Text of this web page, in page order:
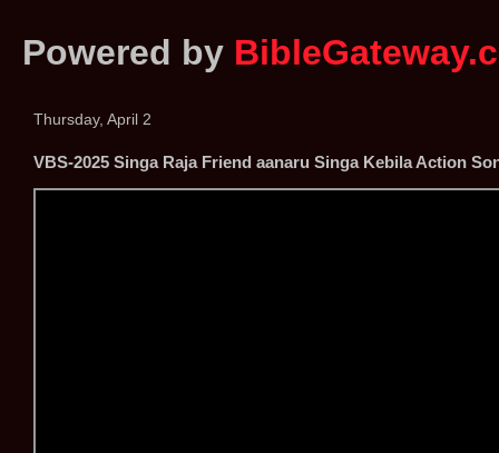
Powered by
Thursday, April 2
VBS-2025 Singa Raja Friend aanaru Singa Kebila Action